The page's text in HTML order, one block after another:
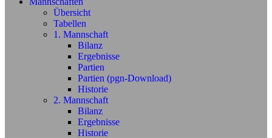
Übersicht
Tabellen
1. Mannschaft
Bilanz
Ergebnisse
Partien
Partien (pgn-Download)
Historie
2. Mannschaft
Bilanz
Ergebnisse
Historie